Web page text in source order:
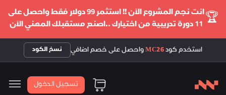
🏆
انت نجم المشروع الآن !! استثمر 99 دولار فقط واحصل على
11 دورة تدريبية من اختيارك ..اصنع مستقبلك المهني الآن
استخدم كود MC26 واحصل على خصم اضافي نسخ الكود
تسجيل الدخول